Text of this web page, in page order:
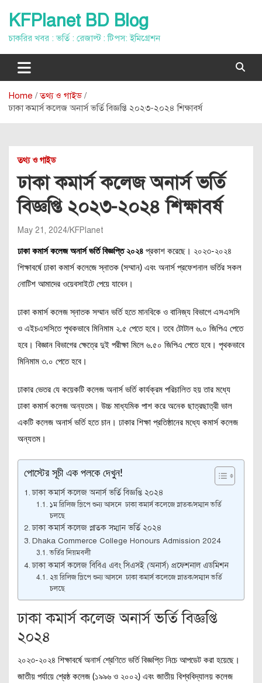
content
KFPlanet BD Blog
চাকরির খবর : ভর্তি : রেজাল্ট : টিপস: ইমিগ্রেশন
Home
তথ্য ও গাইড
ঢাকা কমার্স কলেজ অনার্স ভর্তি বিজ্ঞপ্তি ২০২৩-২০২৪ শিক্ষাবর্ষ
তথ্য ও গাইড
ঢাকা কমার্স কলেজ অনার্স ভর্তি
বিজ্ঞপ্তি ২০২৩-২০২৪ শিক্ষাবর্ষ
May 21, 2024 KFPlanet
ঢাকা কমার্স কলেজ অনার্স ভর্তি বিজ্ঞপ্তি ২০২৪ প্রকাশ করেছে। ২০২৩-২০২৪
শিক্ষাবর্ষে ঢাকা কমার্স কলেজে স্নাতক (সম্মান) এবং অনার্স প্রফেশনাল ভর্তির সকল
নোটিশ আমাদের ওয়েবসাইটে পেয়ে যাবেন।
ঢাকা কমার্স কলেজ স্নাতক সম্মান ভর্তি হতে মানবিকে ও বানিজ্য বিভাগে এসএসসি
ও এইচএসসিতে পৃথকভাবে মিনিমাম ২.৫ পেতে হবে। তবে টোটাল ৬.০ জিপিএ পেতে
হবে। বিজ্ঞান বিভাগের ক্ষেত্রে দুই পরীক্ষা মিলে ৬.৫০ জিপিএ পেতে হবে। পৃথকভাবে
মিনিমাম ৩.০ পেতে হবে।
ঢাকার ভেতর যে কয়েকটি কলেজ অনার্স ভর্তি কার্যক্রম পরিচালিত হয় তার মধ্যে
ঢাকা কমার্স কলেজ অন্যতম। উচ্চ মাধ্যমিক পাশ করে অনেক ছাত্রছাত্রী ভাল
একটি কলেজ অনার্স ভর্তি হতে চান। ঢাকার শিক্ষা প্রতিষ্ঠানের মধ্যে কমার্স কলেজ
অন্যতম।
পোস্টের সূচী এক পলকে দেখুন!
ঢাকা কমার্স কলেজ অনার্স ভর্তি বিজ্ঞপ্তি ২০২৪
১ম রিলিজ স্লিপে শুন্য আসনে ঢাকা কমার্স কলেজে স্নাতক/সম্মান ভর্তি
চলছে
ঢাকা কমার্স কলেজ স্নাতক সম্মান ভর্তি ২০২৪
Dhaka Commerce College Honours Admission 2024
ভর্তির নিয়মবলী
ঢাকা কমার্স কলেজ বিবিএ এবং সিএসই (অনার্স) প্রফেশনাল এডমিশন
২য় রিলিজ স্লিপে শুন্য আসনে ঢাকা কমার্স কলেজে স্নাতক/সম্মান ভর্তি
চলছে
ঢাকা কমার্স কলেজ অনার্স ভর্তি বিজ্ঞপ্তি
২০২৪
২০২৩-২০২৪ শিক্ষাবর্ষে অনার্স শ্রেণিতে ভর্তি বিজ্ঞপ্তি নিচে আপডেট করা হয়েছে।
জাতীয় পর্যায়ে শ্রেষ্ঠ কলেজ (১৯৯৬ ও ২০০২) এবং জাতীয় বিশ্ববিদ্যালয় কলেজ